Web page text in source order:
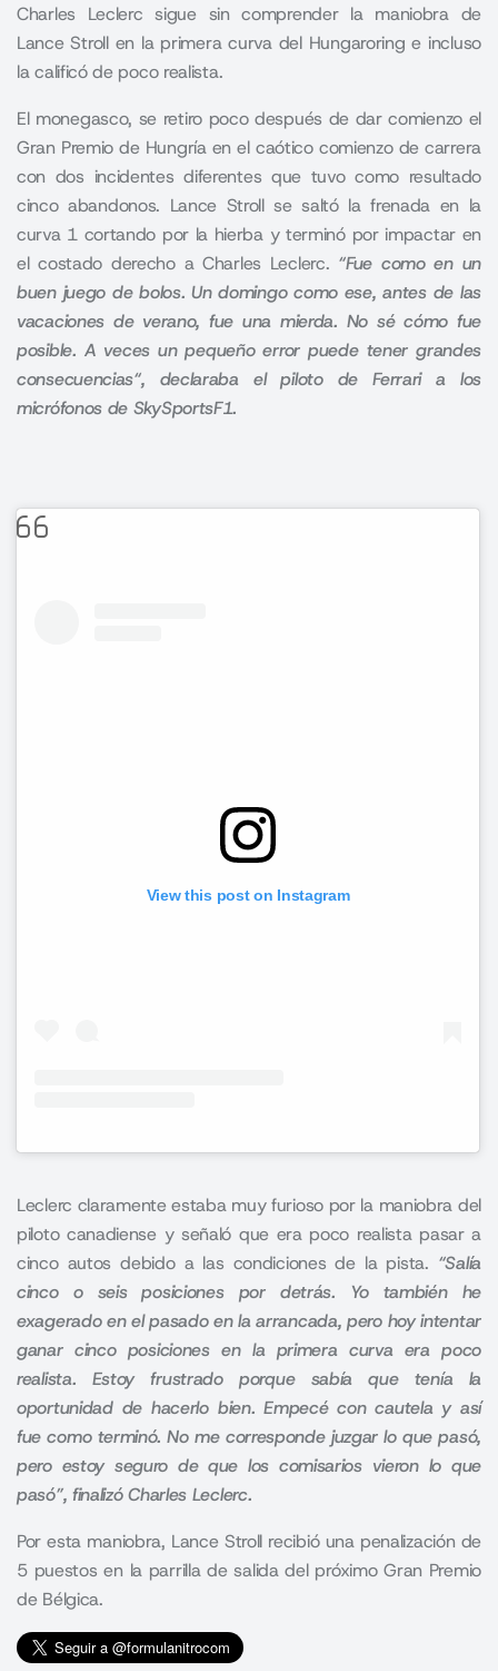
Charles Leclerc sigue sin comprender la maniobra de
Lance Stroll en la primera curva del Hungaroring e incluso
la calificó de poco realista.
El monegasco, se retiro poco después de dar comienzo el
Gran Premio de Hungríaen el caótico comienzo de carrera
con dos incidentes diferentes que tuvo como resultado
cinco abandonos. Lance Stroll se saltó la frenada en la
curva 1 cortando por la hierba y terminó por impactar en
el costado derecho a Charles Leclerc. “Fue como en un
buen juego de bolos. Un domingo como ese, antes de las
vacaciones de verano, fue una mierda. No sé cómo fue
posible. A veces un pequeño error puede tener grandes
consecuencias“, declaraba el piloto de Ferrari a los
micrófonos de SkySportsF1.
View this post on Instagram
Leclerc claramente estaba muy furioso por la maniobra del
piloto canadiense y señaló que era poco realista pasar a
cinco autos debido a las condiciones de la pista. “Salía
cinco o seis posiciones por detrás. Yo también he
exagerado en el pasado en la arrancada, pero hoy intentar
ganar cinco posiciones en la primera curva era poco
realista. Estoy frustrado porque sabía que tenía la
oportunidad de hacerlo bien. Empecé con cautela y así
fue como terminó. No me corresponde juzgar lo que pasó,
pero estoy seguro de que los comisarios vieron lo que
pasó”, finalizó Charles Leclerc.
Por esta maniobra, Lance Stroll recibió una penalización de
5 puestos en la parrilla de salida del próximo Gran Premio
de Bélgica.